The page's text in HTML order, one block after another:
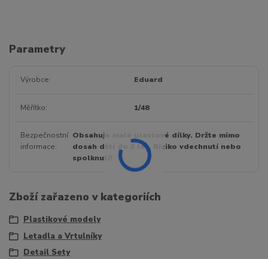
Parametry
Výrobce Eduard
Měřítko 1/48
Bezpečnostní
informace
Obsahuje malé plastové dílky. Držte mimo
dosah dětí do 3 let. Riziko vdechnutí nebo
spolknutí!
Zboží zařazeno v kategoriích
Plastikové modely
Letadla a Vrtulníky
Detail Sety